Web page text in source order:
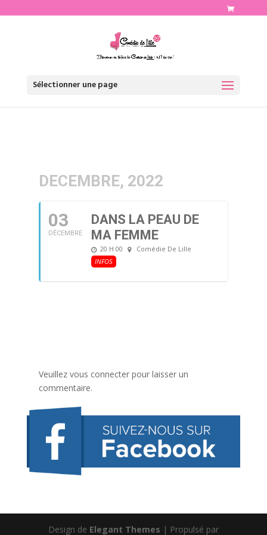
Sélectionner une page
DECEMBRE, 2022
03
DÉCEMBRE
DANS LA PEAU DE
MA FEMME
20 H 00
Comédie De Lille
INFOS
Veuillez vous connecter pour laisser un
commentaire.
Design de Elegant Themes | Propulsé par